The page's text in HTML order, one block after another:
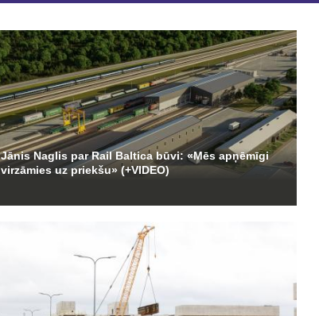
Jānis Naglis par Rail Baltica būvi: «Mēs apņēmīgi
virzāmies uz priekšu» (+VIDEO)